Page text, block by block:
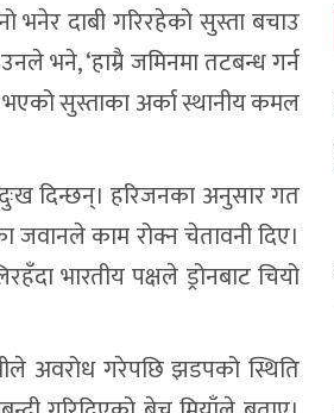
भनेर दाबी गरिरहेको सुस्ता बचाउ
भने, ‘हाम्रै जमिनमा तटबन्ध गर्न
भएको सुस्ताका अर्का स्थानीय कमल
दिन्छन्। हरिजनका अनुसार गत
काम रोक्न चेतावनी दिए।
भारतीय पक्षले ड्रोनबाट चियो
अवरोध गरेपछि झडपको स्थिति